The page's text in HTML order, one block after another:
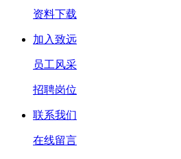
资料下载
加入致远
员工风采
招聘岗位
联系我们
在线留言